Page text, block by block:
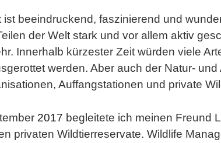
ist beeindruckend, faszinierend und
der Welt stark und vor allem aktiv
Innerhalb kürzester Zeit würden viele
werden. Aber auch der Natur-
Auffangstationen und private
2017 begleitete ich meinen Freund
privaten Wildtierreservate. Wildlife